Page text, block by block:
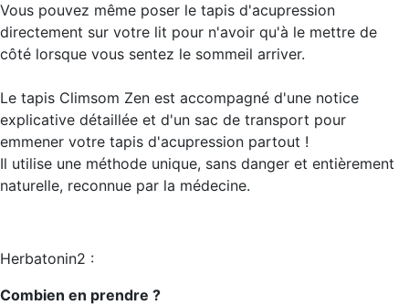
Vous pouvez même poser le tapis d'acupression
directement sur votre lit pour n'avoir qu'à le mettre de
côté lorsque vous sentez le sommeil arriver.
Le tapis Climsom Zen est accompagné d'une notice
explicative détaillée et d'un sac de transport pour
emmener votre tapis d'acupression partout !
Il utilise une méthode unique, sans danger et entièrement
naturelle, reconnue par la médecine.
Herbatonin2 :
Combien en prendre ?